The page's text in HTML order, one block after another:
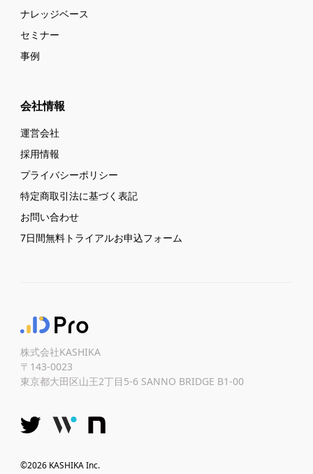
ナレッジベース
セミナー
事例
会社情報
運営会社
採用情報
プライバシーポリシー
特定商取引法に基づく表記
お問い合わせ
7日間無料トライアルお申込フォーム
株式会社KASHIKA
〒143-0023
東京都大田区山王2丁目5-6 SANNO BRIDGE B1-00
©2026 KASHIKA Inc.